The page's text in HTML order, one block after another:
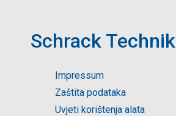
Schrack Technik
Impressum
Zaštita podataka
Uvjeti korištenja alata